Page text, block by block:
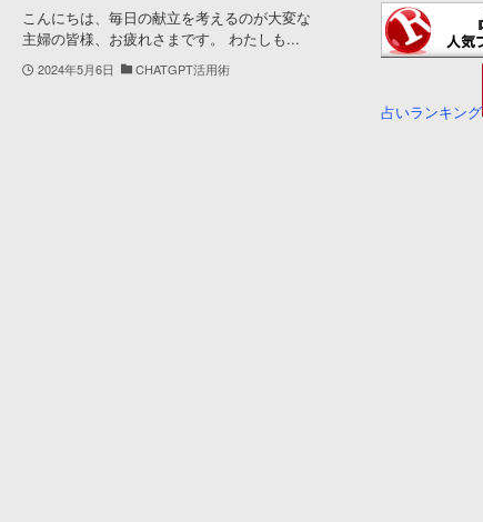
こんにちは、毎日の献立を考えるのが大変な
主婦の皆様、お疲れさまです。 わたしも...
2024年5月6日 CHATGPT活用術
占いランキング